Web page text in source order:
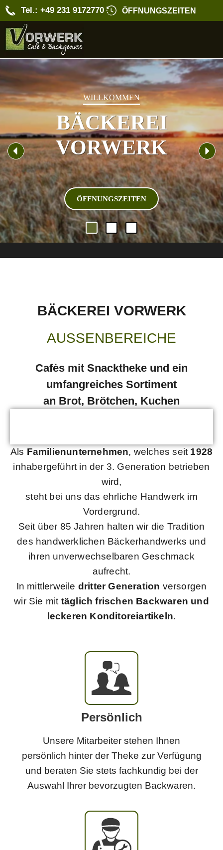
Tel.: +49 231 9172770 ÖFFNUNGSZEITEN
WILLKOMMEN
BÄCKEREI
VORWERK
ÖFFNUNGSZEITEN
BÄCKEREI VORWERK
AUSSENBEREICHE
Cafès mit Snacktheke und ein
umfangreiches Sortiment
an Brot, Brötchen, Kuchen
Als Familienunternehmen, welches seit 1928
inhabergeführt in der 3. Generation betrieben
wird,
steht bei uns das ehrliche Handwerk im
Vordergrund.
Seit über 85 Jahren halten wir die Tradition
des handwerklichen Bäckerhandwerks und
ihren unverwechselbaren Geschmack
aufrecht.
In mittlerweile dritter Generation versorgen
wir Sie mit täglich frischen Backwaren und
leckeren Konditoreiartikeln.
Persönlich
Unsere Mitarbeiter stehen Ihnen
persönlich hinter der Theke zur Verfügung
und beraten Sie stets fachkundig bei der
Auswahl Ihrer bevorzugten Backwaren.